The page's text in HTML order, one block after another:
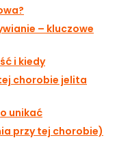
– kluczowe
i kiedy
chorobie jelita
unikać
przy tej chorobie)